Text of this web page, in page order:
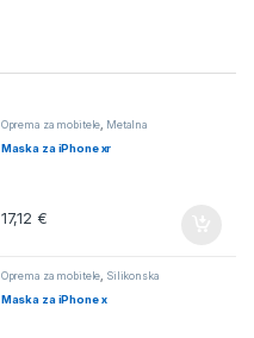
Oprema za mobitele, Metalna
Maska za iPhone xr
17,12 €
Oprema za mobitele, Silikonska
Maska za iPhone x